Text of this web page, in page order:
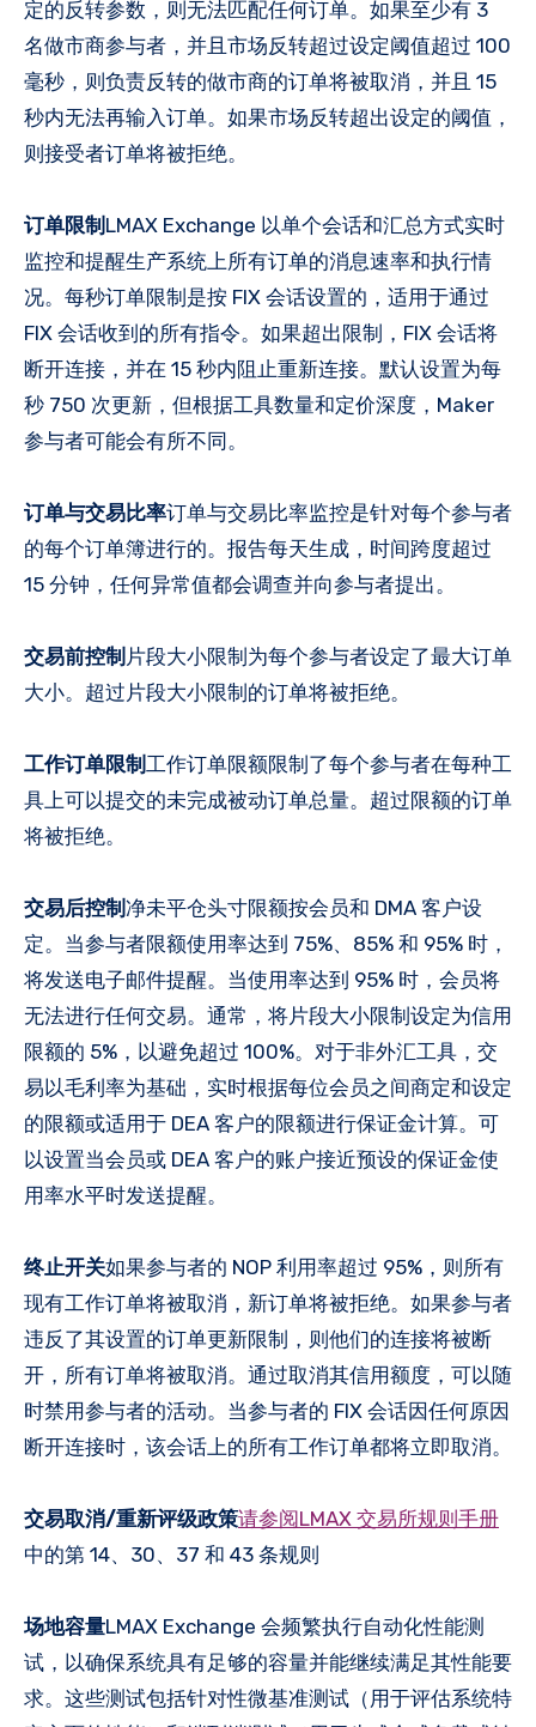
定的反转参数，则无法匹配任何订单。如果至少有 3
名做市商参与者，并且市场反转超过设定阈值超过 100
毫秒，则负责反转的做市商的订单将被取消，并且 15
秒内无法再输入订单。如果市场反转超出设定的阈值，
则接受者订单将被拒绝。
订单限制 LMAX Exchange 以单个会话和汇总方式实时
监控和提醒生产系统上所有订单的消息速率和执行情
况。每秒订单限制是按 FIX 会话设置的，适用于通过
FIX 会话收到的所有指令。如果超出限制，FIX 会话将
断开连接，并在 15 秒内阻止重新连接。默认设置为每
秒 750 次更新，但根据工具数量和定价深度，Maker
参与者可能会有所不同。
订单与交易比率订单与交易比率监控是针对每个参与者
的每个订单簿进行的。报告每天生成，时间跨度超过
15 分钟，任何异常值都会调查并向参与者提出。
交易前控制 片段大小限制为每个参与者设定了最大订单
大小。超过片段大小限制的订单将被拒绝。
工作订单限制 工作订单限额限制了每个参与者在每种工
具上可以提交的未完成被动订单总量。超过限额的订单
将被拒绝。
交易后控制 净未平仓头寸限额按会员和 DMA 客户设
定。当参与者限额使用率达到 75%、85% 和 95% 时，
将发送电子邮件提醒。当使用率达到 95% 时，会员将
无法进行任何交易。通常，将片段大小限制设定为信用
限额的 5%，以避免超过 100%。对于非外汇工具，交
易以毛利率为基础，实时根据每位会员之间商定和设定
的限额或适用于 DEA 客户的限额进行保证金计算。可
以设置当会员或 DEA 客户的账户接近预设的保证金使
用率水平时发送提醒。
终止开关如果参与者的 NOP 利用率超过 95%，则所有
现有工作订单将被取消，新订单将被拒绝。如果参与者
违反了其设置的订单更新限制，则他们的连接将被断
开，所有订单将被取消。通过取消其信用额度，可以随
时禁用参与者的活动。当参与者的 FIX 会话因任何原因
断开连接时，该会话上的所有工作订单都将立即取消。
交易取消/重新评级政策请参阅LMAX 交易所规则手册
中的第 14、30、37 和 43 条规则
场地容量LMAX Exchange 会频繁执行自动化性能测
试，以确保系统具有足够的容量并能继续满足其性能要
求。这些测试包括针对性微基准测试（用于评估系统特